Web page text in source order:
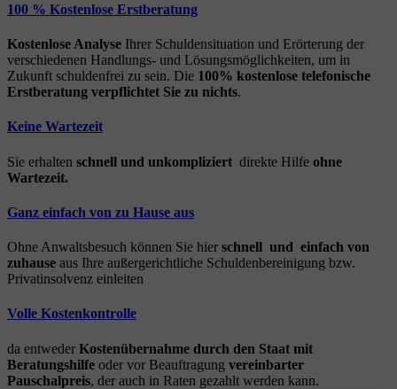
100 % Kostenlose Erstberatung
Kostenlose Analyse Ihrer Schuldensituation und Erörterung der
verschiedenen Handlungs- und Lösungsmöglichkeiten, um in
Zukunft schuldenfrei zu sein. Die 100% kostenlose telefonische
Erstberatung verpflichtet Sie zu nichts.
Keine Wartezeit
Sie erhalten schnell und unkompliziert direkte Hilfe ohne
Wartezeit.
Ganz einfach von zu Hause aus
Ohne Anwaltsbesuch können Sie hier schnell und einfach von
zuhause aus Ihre außergerichtliche Schuldenbereinigung bzw.
Privatinsolvenz einleiten
Volle Kostenkontrolle
da entweder Kostenübernahme durch den Staat mit
Beratungshilfe oder vor Beauftragung vereinbarter
Pauschalpreis, der auch in Raten gezahlt werden kann.